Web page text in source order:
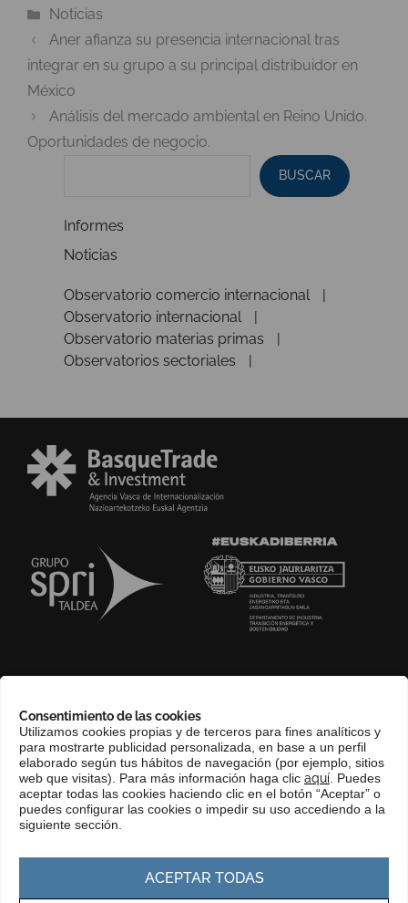
Consentimiento de las cookies
Utilizamos cookies propias y de terceros para fines analíticos y
para mostrarte publicidad personalizada, en base a un perfil
elaborado según tus hábitos de navegación (por ejemplo, sitios
web que visitas). Para más información haga clic aquí . Puedes
aceptar todas las cookies haciendo clic en el botón “Aceptar” o
puedes configurar las cookies o impedir su uso accediendo a la
siguiente sección.
ACEPTAR TODAS
Categorías
Noticias
Aner afianza su presencia internacional tras
integrar en su grupo a su principal distribuidor en
México
Análisis del mercado ambiental en Reino Unido.
Oportunidades de negocio.
BUSCAR
Informes
Noticias
Observatorio comercio internacional
Observatorio internacional
Observatorio materias primas
Observatorios sectoriales
COMPLIANCE CHANNEL
CONTACTO
EUSKERA
PERFIL DEL CONTRATANTE